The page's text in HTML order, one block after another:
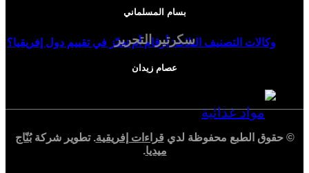
وكالات التصنيف الثلاث: أرقام أم تحيّز في تقييم دول إفريقيا؟
بسام المسلماني
سكرتير التحرير
عصام زيدان
© حقوق الطبع محفوظة لدي قراءات إفريقية. تطوير شركةبُنّاج
ميديا.